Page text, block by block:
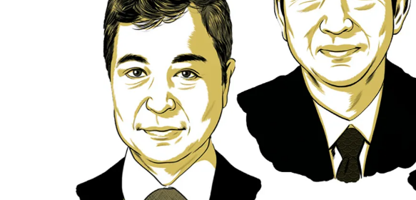
（左から）2位. 高原豪久／ユニ・チャーム 1位. 大橋徹二／コマツ 3位. 河合利樹／東京エレ
これからの日本に必要な経営者像を映し出す──。今回の「CEOラ
業の長期的価値への貢献」というリーダー像だ。
フォーブスジャパン編集部は「日本を動かす経営者」を数多く生